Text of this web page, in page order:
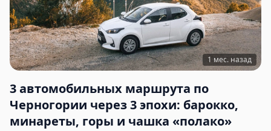
1 мес. назад
3 автомобильных маршрута по
Черногории через 3 эпохи: барокко,
минареты, горы и чашка «полако»